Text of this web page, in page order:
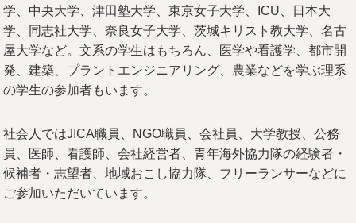
学、中央大学、津田塾大学、東京女子大学、ICU、日本大
学、同志社大学、奈良女子大学、茨城キリスト教大学、名古
屋大学など。文系の学生はもちろん、医学や看護学、都市開
発、建築、プラントエンジニアリング、農業などを学ぶ理系
の学生の参加者もいます。
社会人ではJICA職員、NGO職員、会社員、大学教授、公務
員、医師、看護師、会社経営者、青年海外協力隊の経験者・
候補者・志望者、地域おこし協力隊、フリーランサーなどに
ご参加いただいています。